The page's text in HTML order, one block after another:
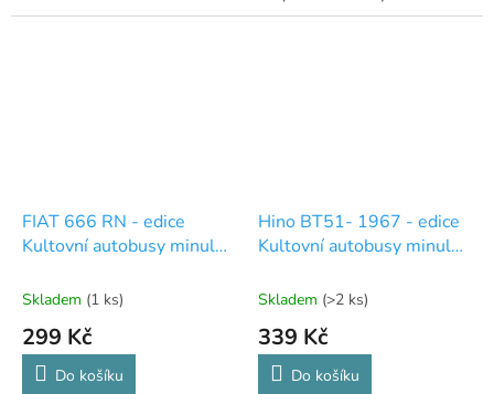
DeAgostini
FIAT 666 RN - edice
Kultovní autobusy minulé
Skladem (1 ks)
299 Kč
Do košíku
Hino BT51- 1967 - edice
Kultovní autobusy minulé
Skladem (>2 ks)
339 Kč
Do košíku